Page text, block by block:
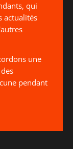
qui
actualités
une
pendant